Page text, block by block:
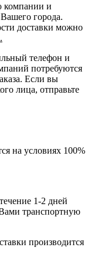
компании и
Вашего города.
доставки можно
телефон и
потребуются
Если вы
лица, отправьте
на условиях 100%
1-2 дней
транспортную
производится